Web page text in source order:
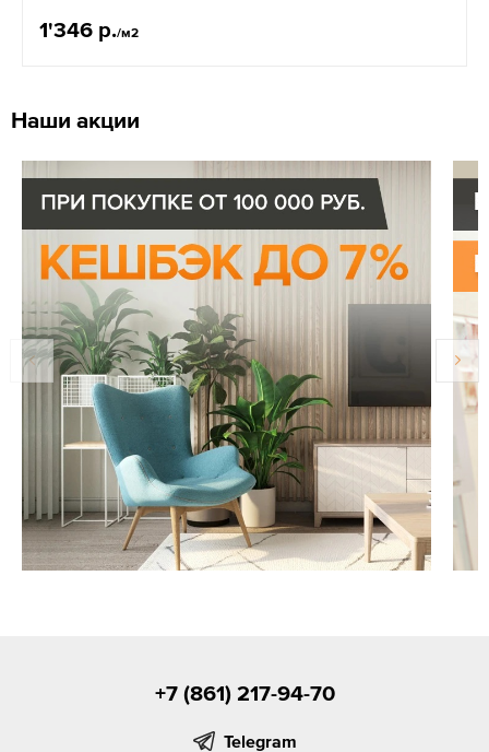
1'346 р./м2
Наши акции
+7 (861) 217-94-70
Telegram